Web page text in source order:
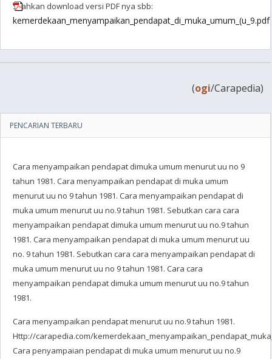
Silahkan download versi PDF nya sbb:
kemerdekaan_menyampaikan_pendapat_di_muka_umum_(u_9.pdf
(ogi/Carapedia)
PENCARIAN TERBARU
Cara menyampaikan pendapat dimuka umum menurut uu no 9
tahun 1981. Cara menyampaikan pendapat di muka umum
menurut uu no 9 tahun 1981. Cara menyampaikan pendapat di
muka umum menurut uu no.9 tahun 1981. Sebutkan cara cara
menyampaikan pendapat dimuka umum menurut uu no.9 tahun
1981. Cara menyampaikan pendapat di muka umum menurut uu
no. 9 tahun 1981. Sebutkan cara cara menyampaikan pendapat di
muka umum menurut uu no 9 tahun 1981. Cara cara
menyampaikan pendapat dimuka umum menurut uu no.9 tahun
1981.
Cara menyampaikan pendapat menurut uu no.9 tahun 1981.
Http://carapedia.com/
Cara penyampaian pendapat di muka umum menurut uu no.9